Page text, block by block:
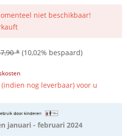
niet beschikbaar!
* (10,02% bespaard)
nog leverbaar) voor u
januari - februari 2024